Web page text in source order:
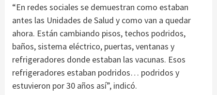
“En redes sociales se demuestran como estaban
antes las Unidades de Salud y como van a quedar
ahora. Están cambiando pisos, techos podridos,
baños, sistema eléctrico, puertas, ventanas y
refrigeradores donde estaban las vacunas. Esos
refrigeradores estaban podridos… podridos y
estuvieron por 30 años así”, indicó.